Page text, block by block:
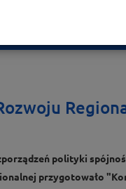
polityki
przygotowało